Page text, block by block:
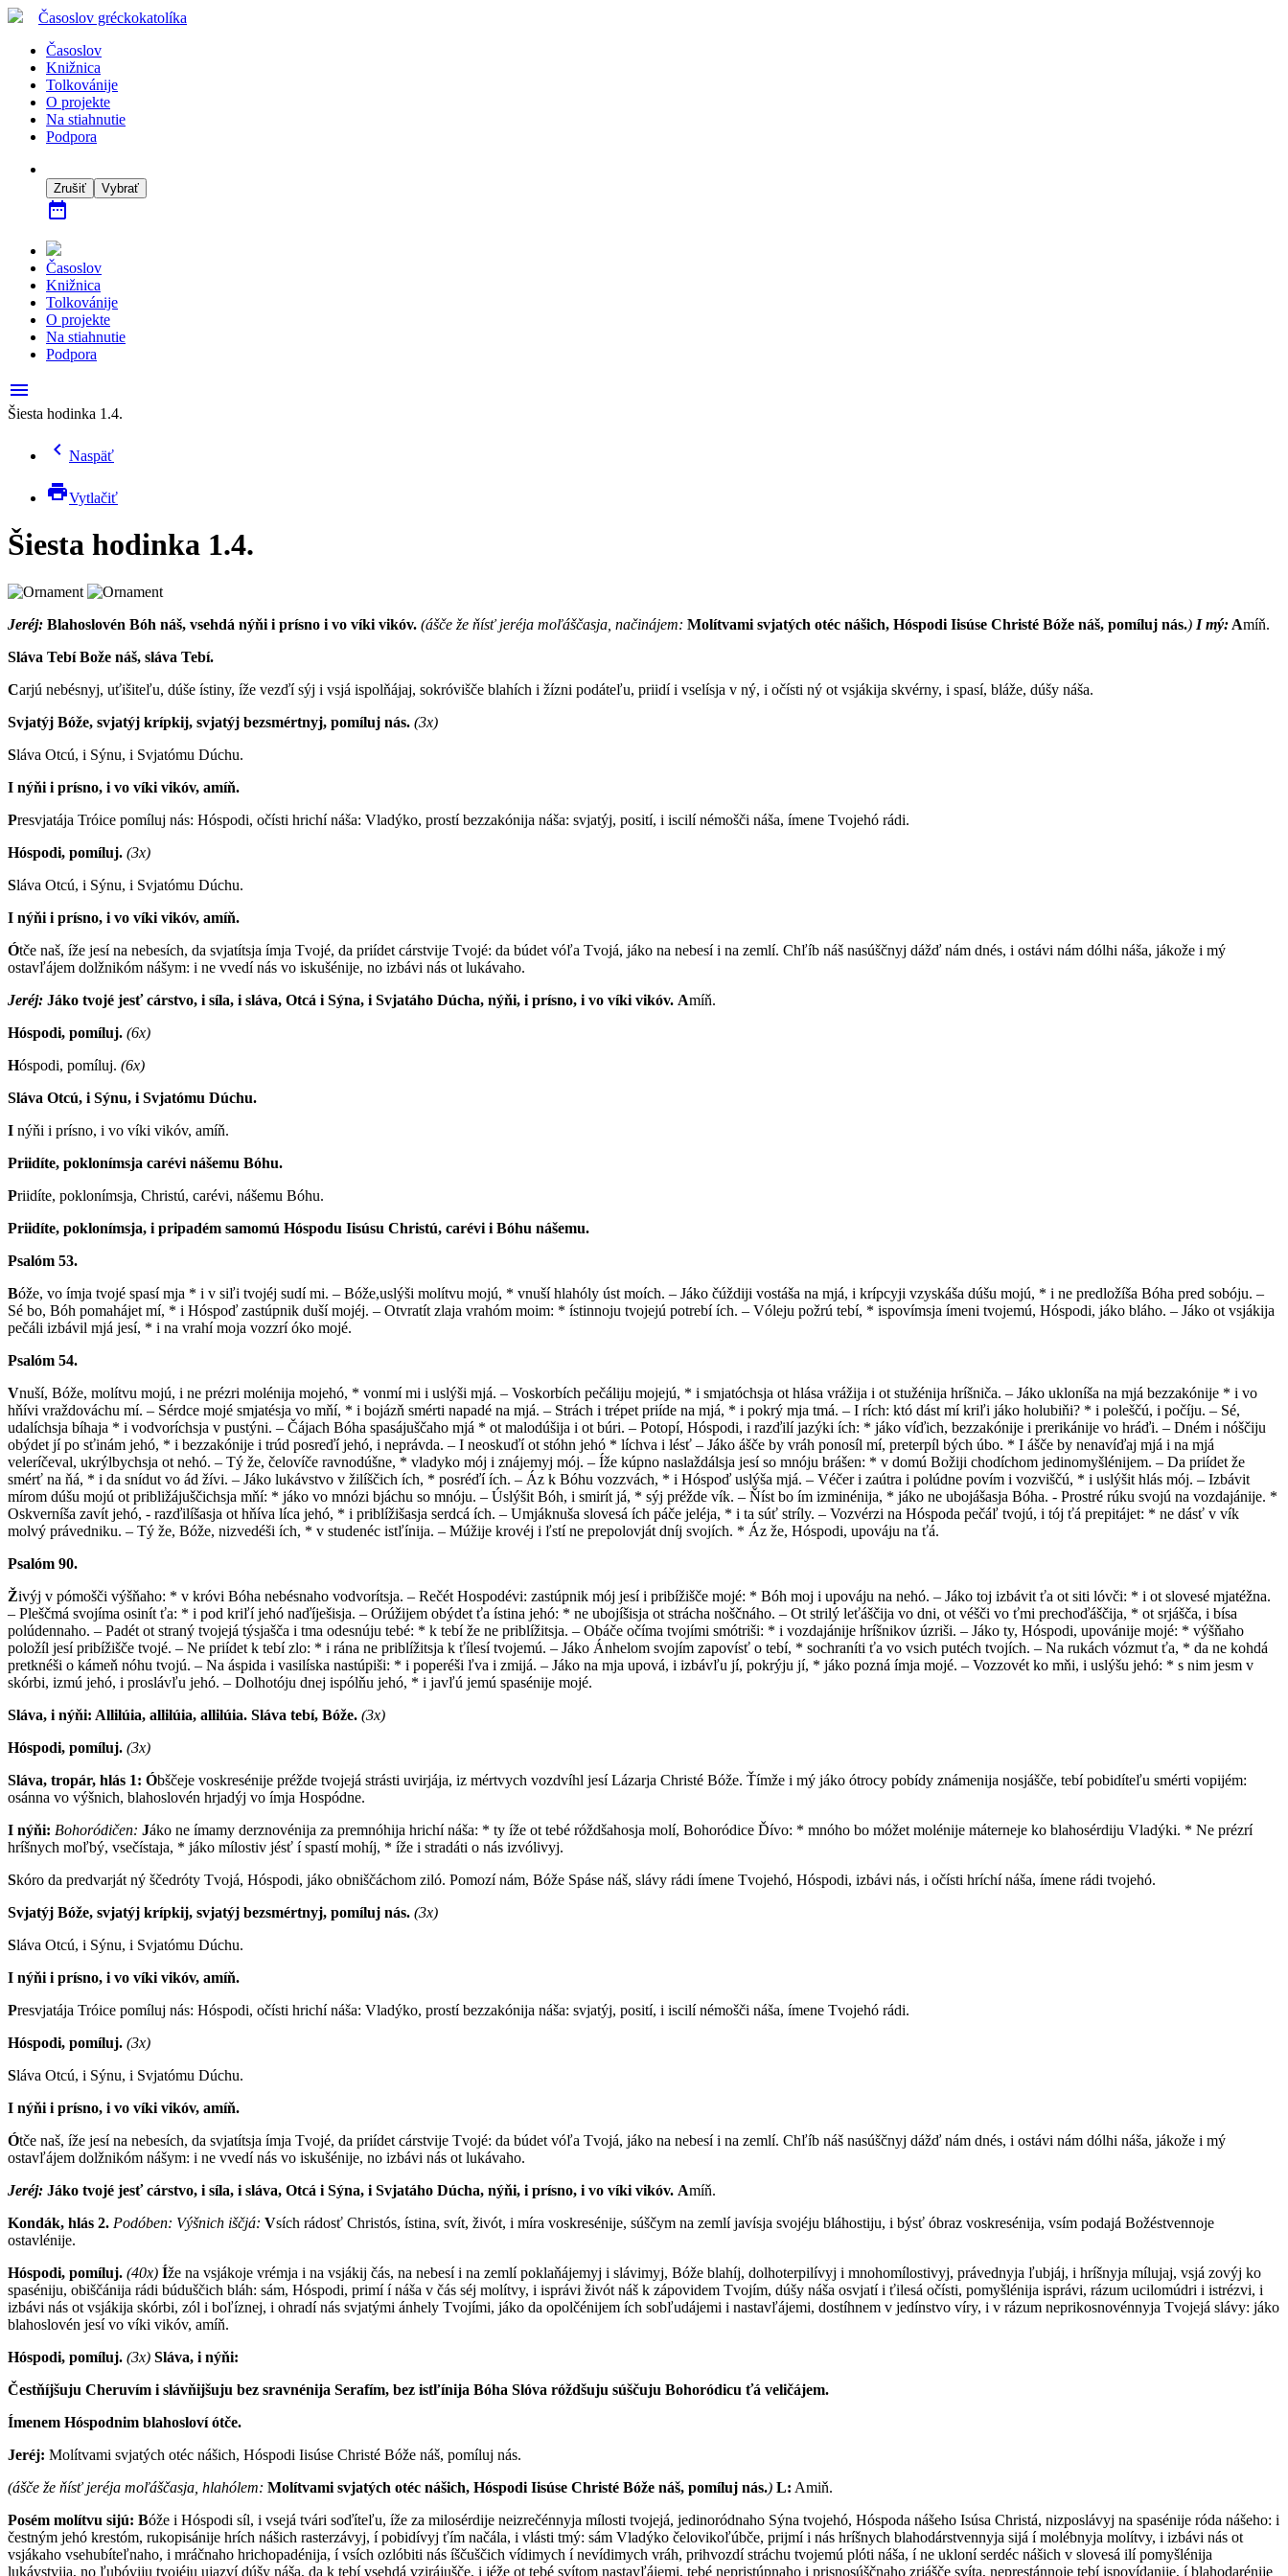
Časoslov gréckokatolíka
Časoslov
Knižnica
Tolkovánije
O projekte
Na stiahnutie
Podpora
Zrušiť Vybrať
date_range
Časoslov
Knižnica
Tolkovánije
O projekte
Na stiahnutie
Podpora
menu
Šiesta hodinka 1.4.
chevron_left Naspäť
printVytlačiť
Šiesta hodinka 1.4.
Jeréj: Blahoslovén Bóh náš, vsehdá nýňi i prísno i vo víki vikóv. (ášče že ňísť jeréja moľáščasja, načinájem: Molítvami svjatých otéc nášich, Hóspodi Iisúse Christé Bóže náš, pomíluj nás.) I mý: Amíň.
Sláva Tebí Bože náš, sláva Tebí.
Carjú nebésnyj, uťišiteľu, dúše ístiny, íže vezďí sýj i vsjá ispolňájaj, sokróvišče blahích i žízni podáteľu, priidí i vselísja v ný, i očísti ný ot vsjákija skvérny, i spasí, bláže, dúšy náša.
Svjatýj Bóže, svjatýj krípkij, svjatýj bezsmértnyj, pomíluj nás. (3x)
Sláva Otcú, i Sýnu, i Svjatómu Dúchu.
I nýňi i prísno, i vo víki vikóv, amíň.
Presvjatája Tróice pomíluj nás: Hóspodi, očísti hrichí náša: Vladýko, prostí bezzakónija náša: svjatýj, posití, i iscilí némošči náša, ímene Tvojehó rádi.
Hóspodi, pomíluj. (3x)
Sláva Otcú, i Sýnu, i Svjatómu Dúchu.
I nýňi i prísno, i vo víki vikóv, amíň.
Ótče naš, íže jesí na nebesích, da svjatítsja ímja Tvojé, da priídet cárstvije Tvojé: da búdet vóľa Tvojá, jáko na nebesí i na zemlí. Chľíb náš nasúščnyj dážď nám dnés, i ostávi nám dólhi náša, jákože i mý
ostavľájem dolžnikóm nášym: i ne vvedí nás vo iskušénije, no izbávi nás ot lukávaho.
Jeréj: Jáko tvojé jesť cárstvo, i síla, i sláva, Otcá i Sýna, i Svjatáho Dúcha, nýňi, i prísno, i vo víki vikóv. Amíň.
Hóspodi, pomíluj. (6x)
Hóspodi, pomíluj. (6x)
Sláva Otcú, i Sýnu, i Svjatómu Dúchu.
I nýňi i prísno, i vo víki vikóv, amíň.
Priidíte, poklonímsja carévi nášemu Bóhu.
Priidíte, poklonímsja, Christú, carévi, nášemu Bóhu.
Priidíte, poklonímsja, i pripadém samomú Hóspodu Iisúsu Christú, carévi i Bóhu nášemu.
Psalóm 53.
Bóže, vo ímja tvojé spasí mja * i v siľi tvojéj sudí mi. – Bóže,uslýši molítvu mojú, * vnuší hlahóly úst moích. – Jáko čúždiji vostáša na mjá, i krípcyji vzyskáša dúšu mojú, * i ne predložíša Bóha pred sobóju. –
Sé bo, Bóh pomahájet mí, * i Hóspoď zastúpnik duší mojéj. – Otvratít zlaja vrahóm moim: * ístinnoju tvojejú potrebí ích. – Vóleju požrú tebí, * ispovímsja ímeni tvojemú, Hóspodi, jáko bláho. – Jáko ot vsjákija
pečáli izbávil mjá jesí, * i na vrahí moja vozzrí óko mojé.
Psalóm 54.
Vnuší, Bóže, molítvu mojú, i ne prézri molénija mojehó, * vonmí mi i uslýši mjá. – Voskorbích pečáliju mojejú, * i smjatóchsja ot hlása vrážija i ot stužénija hríšniča. – Jáko ukloníša na mjá bezzakónije * i vo
hňívi vraždováchu mí. – Sérdce mojé smjatésja vo mňí, * i bojázň smérti napadé na mjá. – Strách i trépet priíde na mjá, * i pokrý mja tmá. – I rích: któ dást mí kriľi jáko holubiňi? * i poleščú, i počíju. – Sé,
udalíchsja bíhaja * i vodvoríchsja v pustýni. – Čájach Bóha spasájuščaho mjá * ot malodúšija i ot búri. – Potopí, Hóspodi, i razďilí jazýki ích: * jáko víďich, bezzakónije i prerikánije vo hráďi. – Dném i nóščiju
obýdet jí po sťinám jehó, * i bezzakónije i trúd posreďí jehó, i neprávda. – I neoskuďí ot stóhn jehó * líchva i lésť – Jáko ášče by vráh ponosíl mí, preterpíl bých úbo. * I ášče by nenavíďaj mjá i na mjá
veleríčeval, ukrýlbychsja ot nehó. – Tý že, čelovíče ravnodúšne, * vladyko mój i znájemyj mój. – Íže kúpno naslaždálsja jesí so mnóju brášen: * v domú Božiji chodíchom jedinomyšlénijem. – Da priídet že
smérť na ňá, * i da snídut vo ád žívi. – Jáko lukávstvo v žilíščich ích, * posréďí ích. – Áz k Bóhu vozzvách, * i Hóspoď uslýša mjá. – Véčer i zaútra i polúdne povím i vozviščú, * i uslýšit hlás mój. – Izbávit
mírom dúšu mojú ot približájuščichsja mňí: * jáko vo mnózi bjáchu so mnóju. – Úslýšit Bóh, i smirít já, * sýj préžde vík. – Ňíst bo ím izminénija, * jáko ne ubojášasja Bóha. - Prostré rúku svojú na vozdajánije. *
Oskverníša zavít jehó, - razďilíšasja ot hňíva líca jehó, * i priblížišasja serdcá ích. – Umjáknuša slovesá ích páče jeléja, * i ta súť stríly. – Vozvérzi na Hóspoda pečáľ tvojú, i tój ťá prepitájet: * ne dásť v vík
molvý právedniku. – Tý že, Bóže, nizvedéši ích, * v studenéc istľínija. – Múžije krovéj i ľstí ne prepolovját dníj svojích. * Áz že, Hóspodi, upováju na ťá.
Psalóm 90.
Živýj v pómošči výšňaho: * v króvi Bóha nebésnaho vodvorítsja. – Rečét Hospodévi: zastúpnik mój jesí i pribížišče mojé: * Bóh moj i upováju na nehó. – Jáko toj izbávit ťa ot siti lóvči: * i ot slovesé mjatéžna.
– Pleščmá svojíma osinít ťa: * i pod kriľí jehó naďíješisja. – Orúžijem obýdet ťa ístina jehó: * ne ubojíšisja ot strácha noščnáho. – Ot strilý leťáščija vo dni, ot véšči vo ťmi prechoďáščija, * ot srjášča, i bísa
polúdennaho. – Padét ot straný tvojejá týsjašča i tma odesnúju tebé: * k tebí že ne priblížitsja. – Obáče očíma tvojími smótriši: * i vozdajánije hríšnikov úzriši. – Jáko ty, Hóspodi, upovánije mojé: * výšňaho
položíl jesí pribížišče tvojé. – Ne priídet k tebí zlo: * i rána ne priblížitsja k ťílesí tvojemú. – Jáko Ánhelom svojím zapovísť o tebí, * sochraníti ťa vo vsich putéch tvojích. – Na rukách vózmut ťa, * da ne kohdá
pretknéši o kámeň nóhu tvojú. – Na áspida i vasilíska nastúpiši: * i poperéši ľva i zmijá. – Jáko na mja upová, i izbávľu jí, pokrýju jí, * jáko pozná ímja mojé. – Vozzovét ko mňi, i uslýšu jehó: * s nim jesm v
skórbi, izmú jehó, i proslávľu jehó. – Dolhotóju dnej ispólňu jehó, * i javľú jemú spasénije mojé.
Sláva, i nýňi: Allilúia, allilúia, allilúia. Sláva tebí, Bóže. (3x)
Hóspodi, pomíluj. (3x)
Sláva, tropár, hlás 1: Óbščeje voskresénije préžde tvojejá strásti uvirjája, iz mértvych vozdvíhl jesí Lázarja Christé Bóže. Ťímže i mý jáko ótrocy pobídy známenija nosjášče, tebí pobidíteľu smérti vopijém:
osánna vo výšnich, blahoslovén hrjadýj vo ímja Hospódne.
I nýňi: Bohoródičen: Jáko ne ímamy derznovénija za premnóhija hrichí náša: * ty íže ot tebé róždšahosja molí, Bohoródice Ďívo: * mnóho bo móžet molénije máterneje ko blahosérdiju Vladýki. * Ne prézrí
hríšnych moľbý, vsečístaja, * jáko mílostiv jésť í spastí mohíj, * íže i stradáti o nás izvólivyj.
Skóro da predvarját ný ščedróty Tvojá, Hóspodi, jáko obniščáchom ziló. Pomozí nám, Bóže Spáse náš, slávy rádi ímene Tvojehó, Hóspodi, izbávi nás, i očísti hríchí náša, ímene rádi tvojehó.
Svjatýj Bóže, svjatýj krípkij, svjatýj bezsmértnyj, pomíluj nás. (3x)
Sláva Otcú, i Sýnu, i Svjatómu Dúchu.
I nýňi i prísno, i vo víki vikóv, amíň.
Presvjatája Tróice pomíluj nás: Hóspodi, očísti hrichí náša: Vladýko, prostí bezzakónija náša: svjatýj, posití, i iscilí némošči náša, ímene Tvojehó rádi.
Hóspodi, pomíluj. (3x)
Sláva Otcú, i Sýnu, i Svjatómu Dúchu.
I nýňi i prísno, i vo víki vikóv, amíň.
Ótče naš, íže jesí na nebesích, da svjatítsja ímja Tvojé, da priídet cárstvije Tvojé: da búdet vóľa Tvojá, jáko na nebesí i na zemlí. Chľíb náš nasúščnyj dážď nám dnés, i ostávi nám dólhi náša, jákože i mý
ostavľájem dolžnikóm nášym: i ne vvedí nás vo iskušénije, no izbávi nás ot lukávaho.
Jeréj: Jáko tvojé jesť cárstvo, i síla, i sláva, Otcá i Sýna, i Svjatáho Dúcha, nýňi, i prísno, i vo víki vikóv. Amíň.
Kondák, hlás 2. Podóben: Výšnich iščjá: Vsích rádosť Christós, ístina, svít, živót, i míra voskresénije, súščym na zemlí javísja svojéju bláhostiju, i býsť óbraz voskresénija, vsím podajá Božéstvennoje
ostavlénije.
Hóspodi, pomíluj. (40x) Íže na vsjákoje vrémja i na vsjákij čás, na nebesí i na zemlí poklaňájemyj i slávimyj, Bóže blahíj, dolhoterpilívyj i mnohomílostivyj, právednyja ľubjáj, i hríšnyja mílujaj, vsjá zovýj ko
spaséniju, obiščánija rádi búduščich bláh: sám, Hóspodi, primí í náša v čás séj molítvy, i isprávi živót náš k zápovidem Tvojím, dúšy náša osvjatí i ťilesá očísti, pomyšlénija isprávi, rázum ucilomúdri i istrézvi, i
izbávi nás ot vsjákija skórbi, zól i boľíznej, i ohradí nás svjatými ánhely Tvojími, jáko da opolčénijem ích sobľudájemi i nastavľájemi, dostíhnem v jedínstvo víry, i v rázum neprikosnovénnyja Tvojejá slávy: jáko
blahoslovén jesí vo víki vikóv, amíň.
Hóspodi, pomíluj. (3x) Sláva, i nýňi:
Čestňíjšuju Cheruvím i slávňijšuju bez sravnénija Serafím, bez istľínija Bóha Slóva róždšuju súščuju Bohoródicu ťá veličájem.
Ímenem Hóspodnim blahosloví ótče.
Jeréj: Molítvami svjatých otéc nášich, Hóspodi Iisúse Christé Bóže náš, pomíluj nás.
(ášče že ňísť jeréja moľáščasja, hlahólem: Molítvami svjatých otéc nášich, Hóspodi Iisúse Christé Bóže náš, pomíluj nás.) L: Amiň.
Posém molítvu sijú: Bóže i Hóspodi síl, i vsejá tvári soďíteľu, íže za milosérdije neizrečénnyja mílosti tvojejá, jedinoródnaho Sýna tvojehó, Hóspoda nášeho Isúsa Christá, nizposlávyj na spasénije róda nášeho: i
čestným jehó krestóm, rukopisánije hrích nášich rasterzávyj, í pobidívyj ťím načála, i vlá­sti tmý: sám Vladýko čelovikoľúbče, prijmí i nás hríšnych blahodárstvennyja sijá í molébnyja molítvy, i izbávi nás ot
vsjákaho vsehubíteľnaho, i mráčnaho hrichopadénija, í vsích ozlóbiti nás íščuščich vídimych í nevídimych vráh, prihvozdí stráchu tvojemú plóti náša, í ne ukloní serdéc nášich v slovesá ilí pomyšlénija
lukávstvija, no ľubóviju tvojéju ujazví dúšy náša, da k tebí vsehdá vzirájušče, i jéže ot tebé svítom nastavľájemi, tebé nepristúpnaho i prisnosúščnaho zrjášče svíta, neprestánnoje tebí ispovídanije, í blahodarénije